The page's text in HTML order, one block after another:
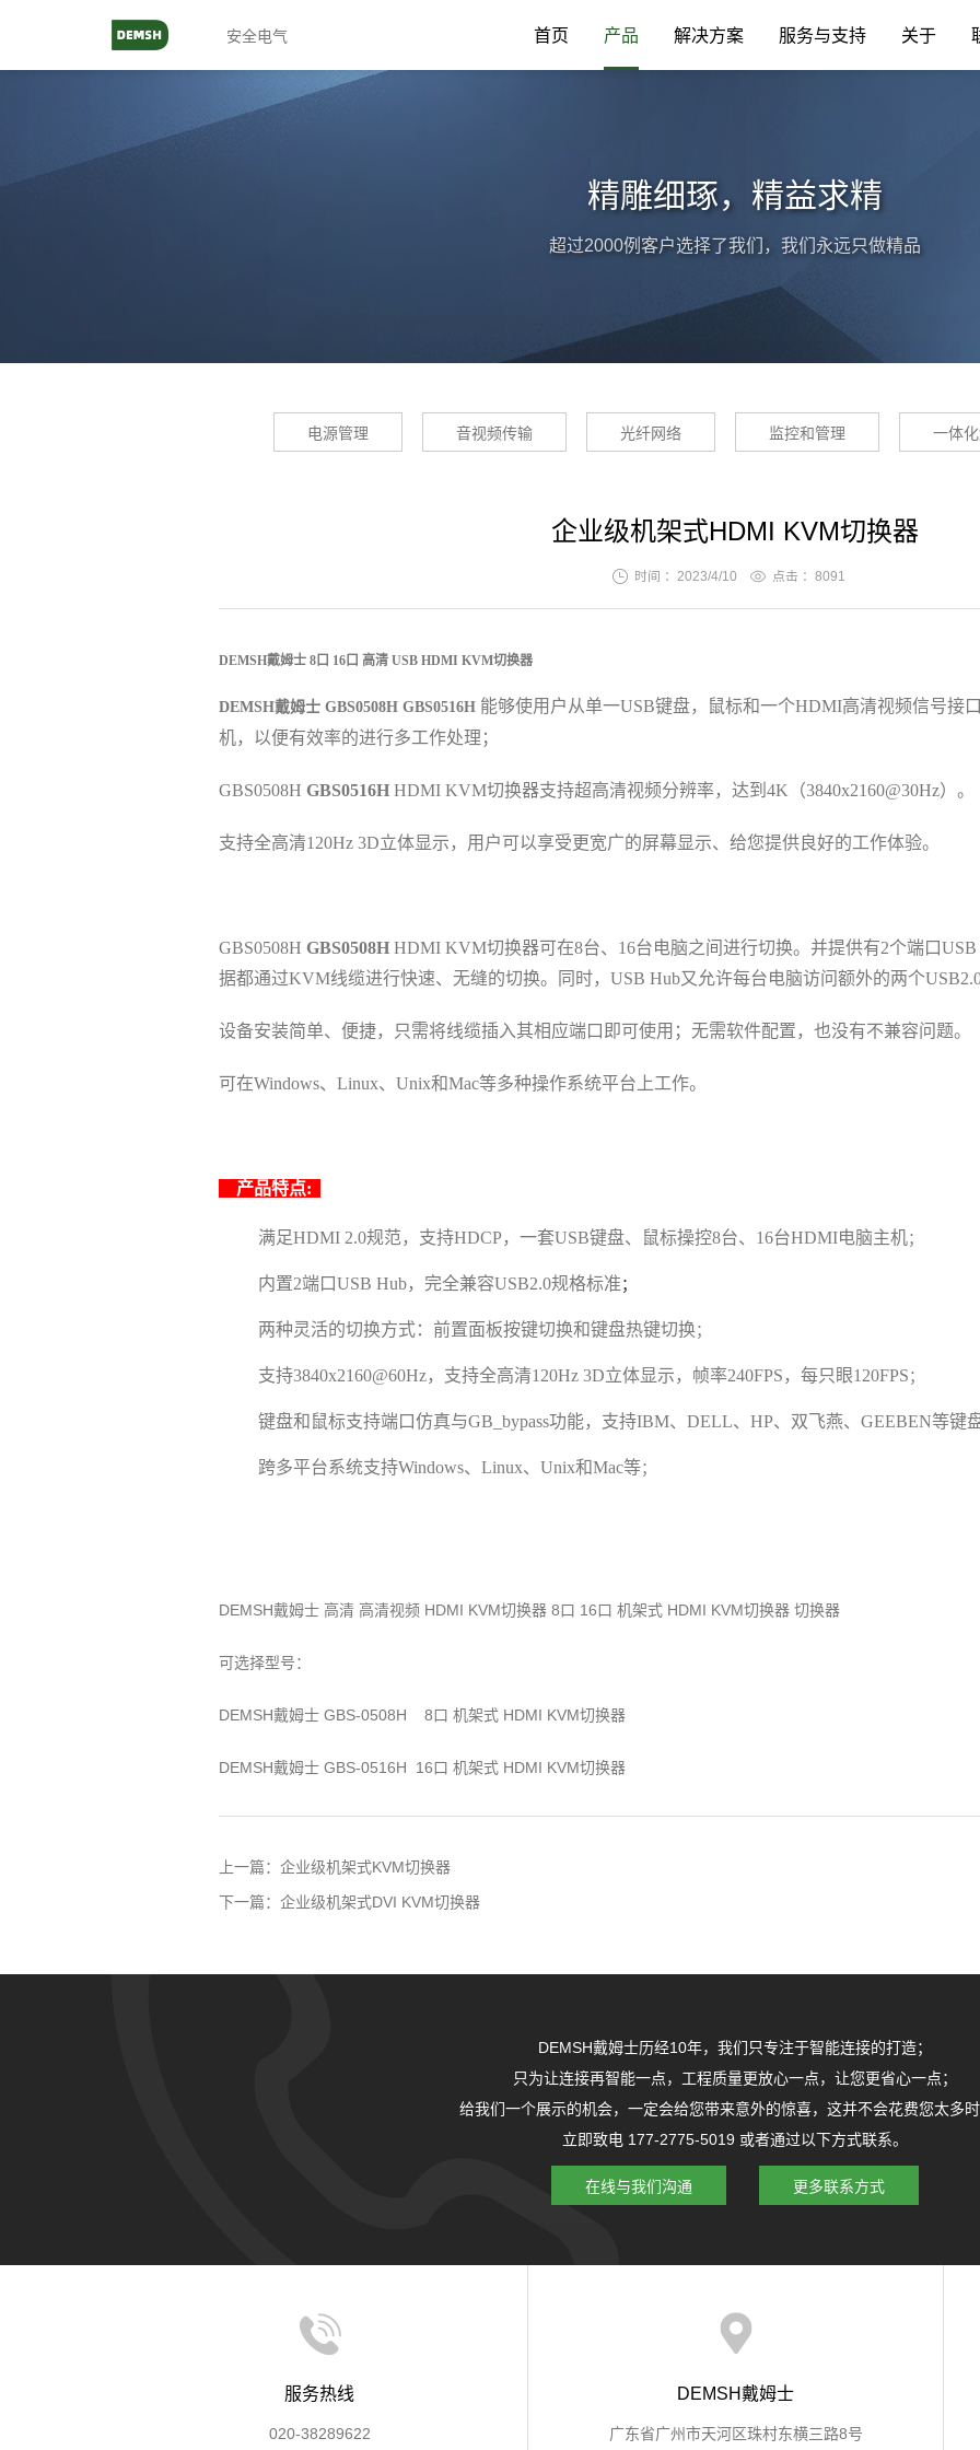
安全电气 首页 产品 解决方案 服务与支持 关于
精雕细琢，精益求精
超过2000例客户选择了我们，我们永远只做精品
电源管理 音视频传输 光纤网络 监控和管理 一体
企业级机架式HDMI KVM切换器
时间 ：2023/4/10 点击 ： 8091
DEMSH戴姆士 8口 16口 高清 USB HDMI KVM切换器
DEMSH戴姆士 GBS0508H GBS0516H 能够使用户从单一USB键盘， 鼠标和一个HDMI高清视频信号接口
机， 以便有效率的进行多工作处理 ；
GBS0508H GBS0516H HDMIKVM切换器支持超高清视频分辨率，达到4K（3840x2160@30Hz） 。
支持全高清120Hz 3D立体显示 ， 用户可以享受更宽广的屏幕显示、 给您提供良好的工作体验。
GBS0508H GBS0508HHDMIKVM切换器可在8台、16台电脑之间进行切换。并提供有2个端口USB
据都通过KVM线缆进行快速、 无缝的切换。 同时， USB Hub又允许每台电脑访问额外的两个
设备安装简单、 便捷， 只需将线缆插入其相应端口即可使用 ； 无需软件配置 ， 也没有不兼容问题。
可在Windows、Linux、Unix和Mac等多种操作系统平台上工作。
产品特点:
满足HDMI 2.0规范， 支持HDCP， 一套USB键盘、 鼠标操控8台、16台HDMI电脑主机；
内置2端口USB Hub，完全兼容USB2.0规格标准 ；
两种灵活的切换方式：前置面板按键切换和键盘热键切换；
支持3840x2160@60Hz，支持全高清120Hz 3D立体显示，帧率240FPS，每只眼120FPS ；
键盘和鼠标支持端口仿真与GB_ bypass功能，支持IBM、DELL、HP、双飞燕、GEEBEN等键
跨多平台系统支持Windows、 Linux、 Unix和Mac等；
DEMSH戴姆士 高清 高清视频 HDMI KVM切换器 8口 16口 机架式 HDMI KVM切换器 切换器
可选择型号：
DEMSH戴姆士 GBS-0508H 8口 机架式 HDMI KVM切换器
DEMSH戴姆士 GBS-0516H 16口 机架式 HDMI KVM切换器
上一篇： 企业级机架式KVM切换器
下一篇： 企业级机架式DVI KVM切换器
DEMSH戴姆士历经10年，我们只专注于智能连接的打造；
只为让连接再智能一点，工程质量更放心一点，让您更省心一点；
给我们一个展示的机会，一定会给您带来意外的惊喜，这并不会花费您太多时
立即致电 177-2775-5019 或者通过以下方式联系。
在线与我们沟通 更多联系方式
服务热线
020-38289622
DEMSH戴姆士
广东省广州市天河区珠村东横三路8号